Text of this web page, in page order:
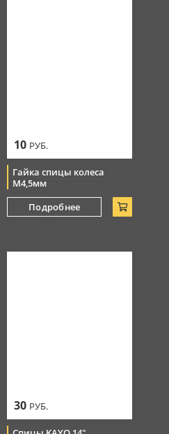
10 РУБ.
Гайка спицы колеса
М4,5мм
Подробнее
30 РУБ.